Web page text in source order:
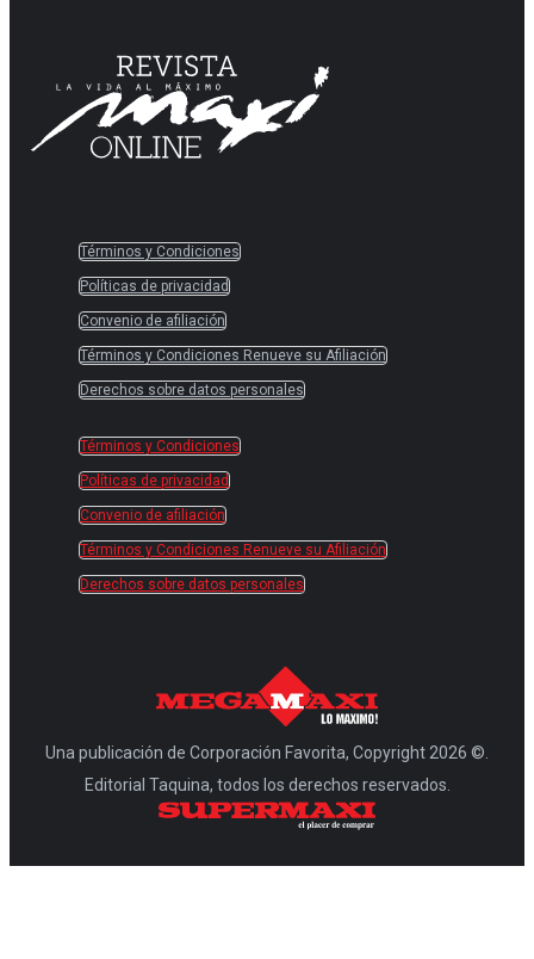
Términos y Condiciones
Políticas de privacidad
Convenio de afiliación
Términos y Condiciones Renueve su Afiliación
Derechos sobre datos personales
Términos y Condiciones
Políticas de privacidad
Convenio de afiliación
Términos y Condiciones Renueve su Afiliación
Derechos sobre datos personales
Una publicación de Corporación Favorita, Copyright 2026 ©.
Editorial Taquina, todos los derechos reservados.